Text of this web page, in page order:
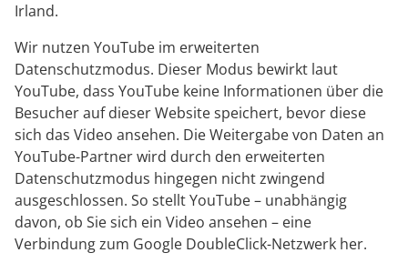
Irland.
Wir nutzen YouTube im erweiterten
Datenschutzmodus. Dieser Modus bewirkt laut
YouTube, dass YouTube keine Informationen über die
Besucher auf dieser Website speichert, bevor diese
sich das Video ansehen. Die Weitergabe von Daten an
YouTube-Partner wird durch den erweiterten
Datenschutzmodus hingegen nicht zwingend
ausgeschlossen. So stellt YouTube – unabhängig
davon, ob Sie sich ein Video ansehen – eine
Verbindung zum Google DoubleClick-Netzwerk her.